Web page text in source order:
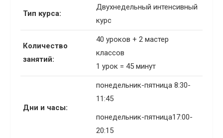
Тип курса:
Двухнедельный интенсивный
курс
Количество
занятий:
40 уроков + 2 мастер
классов
1 урок = 45 минут
Дни и часы:
понедельник-пятница 8:30-
11:45
понедельник-пятница17:00-
20:15